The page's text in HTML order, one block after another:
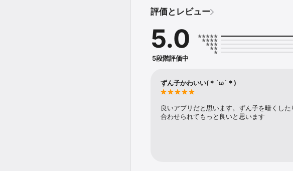
手乗りずん子！
・アニメーションGIFで動く「ずん子」、三頭
・「東北イタコ」「東北きりたん」「ずんだも
・メニューー＞ずん子を選ぶー＞スペシャルに
す。
・ホーム画面のアイコンをずん子、きりたん、
アニメーションGIFは「ずん子フォト」から直
静止画像もアニメーションGIFも「写真」アプ
評価とレビュー
5.0
5段階評価中
ずん子かわいい(＊´ω`＊)
良いアプリだと思います。ずん子を暗くし
合わせられてもっと良いと思います